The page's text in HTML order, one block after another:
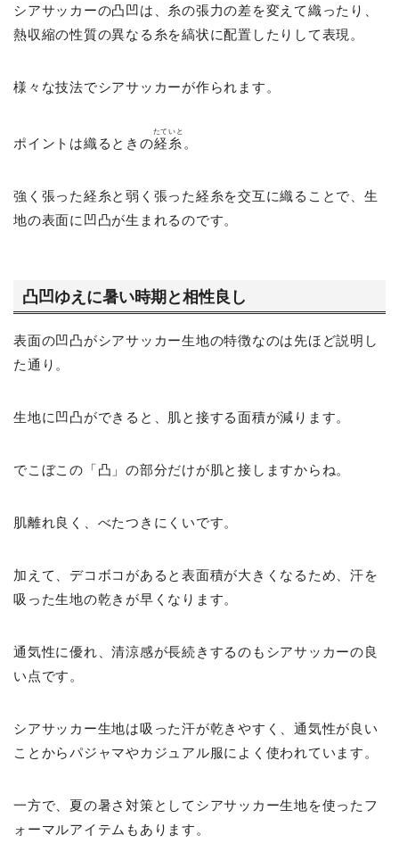
シアサッカーの凸凹は、糸の張力の差を変えて織ったり、
熱収縮の性質の異なる糸を縞状に配置したりして表現。
様々な技法でシアサッカーが作られます。
ポイントは織るときの経糸
たていと
。
強く張った経糸と弱く張った経糸を交互に織ることで、生
地の表面に凹凸が生まれるのです。
凸凹ゆえに暑い時期と相性良し
表面の凹凸がシアサッカー生地の特徴なのは先ほど説明し
た通り。
生地に凹凸ができると、肌と接する面積が減ります。
でこぼこの「凸」の部分だけが肌と接しますからね。
肌離れ良く、べたつきにくいです。
加えて、デコボコがあると表面積が大きくなるため、汗を
吸った生地の乾きが早くなります。
通気性に優れ、清涼感が長続きするのもシアサッカーの良
い点です。
シアサッカー生地は吸った汗が乾きやすく、通気性が良い
ことからパジャマやカジュアル服によく使われています。
一方で、夏の暑さ対策としてシアサッカー生地を使ったフ
ォーマルアイテムもあります。